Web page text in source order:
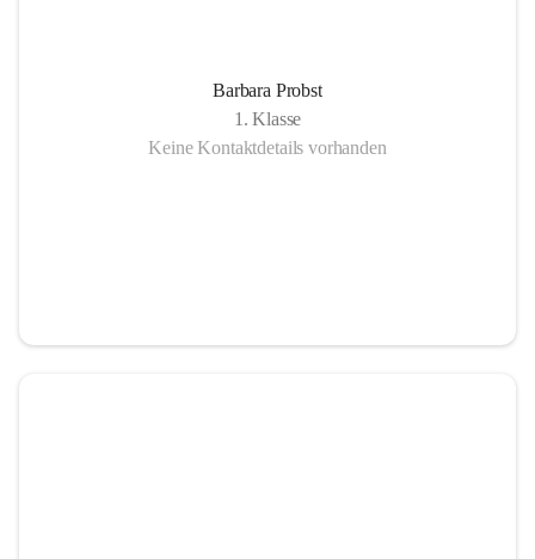
Barbara Probst
1. Klasse
Keine Kontaktdetails vorhanden